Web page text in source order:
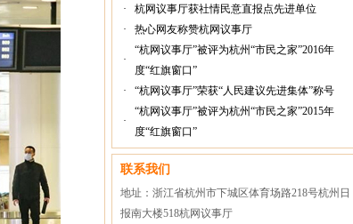
·
杭网议事厅获社情民意直报点先进单位
·
热心网友称赞杭网议事厅
·
“杭网议事厅”被评为杭州“市民之家”2016年
度“红旗窗口”
·
“杭网议事厅”荣获“人民建议先进集体”称号
·
“杭网议事厅”被评为杭州“市民之家”2015年
度“红旗窗口”
联系我们
地址：浙江省杭州市下城区体育场路218号杭州日
报南大楼518杭网议事厅